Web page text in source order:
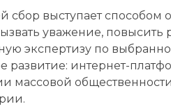
выступает способом
уважение,
экспертизу по
развитие: интернет-
массовой